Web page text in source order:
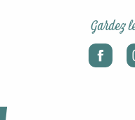
Gardez